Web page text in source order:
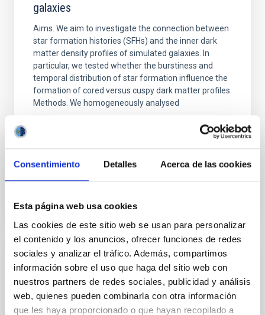
Consentimiento Detalles Acerca de las cookies
Esta página web usa cookies
Las cookies de este sitio web se usan para personalizar
el contenido y los anuncios, ofrecer funciones de redes
sociales y analizar el tráfico. Además, compartimos
información sobre el uso que haga del sitio web con
nuestros partners de redes sociales, publicidad y análisis
web, quienes pueden combinarla con otra información
que les haya proporcionado o que hayan recopilado a
galaxies
Aims. We aim to investigate the connection between
star formation histories (SFHs) and the inner dark
matter density profiles of simulated galaxies. In
particular, we tested whether the burstiness and
temporal distribution of star formation influence the
formation of cored versus cuspy dark matter profiles.
Methods. We homogeneously analysed
BIBCODE 2026A&A...710A..95S
NÚMERO DE CITAS 1
CON ÁRBITRO
Joining forces: 30 years of optical
monitoring of the Einstein Cross